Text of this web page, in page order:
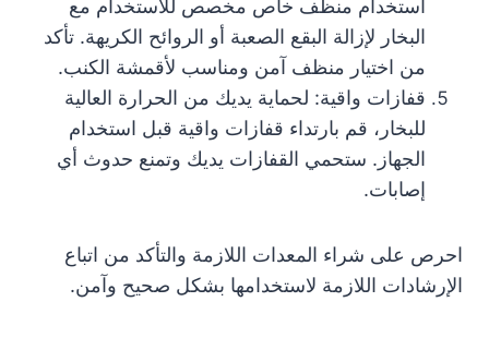
استخدام منظف خاص مخصص للاستخدام مع
البخار لإزالة البقع الصعبة أو الروائح الكريهة. تأكد
من اختيار منظف آمن ومناسب لأقمشة الكنب.
قفازات واقية: لحماية يديك من الحرارة العالية
للبخار، قم بارتداء قفازات واقية قبل استخدام
الجهاز. ستحمي القفازات يديك وتمنع حدوث أي
إصابات.
احرص على شراء المعدات اللازمة والتأكد من اتباع
الإرشادات اللازمة لاستخدامها بشكل صحيح وآمن.